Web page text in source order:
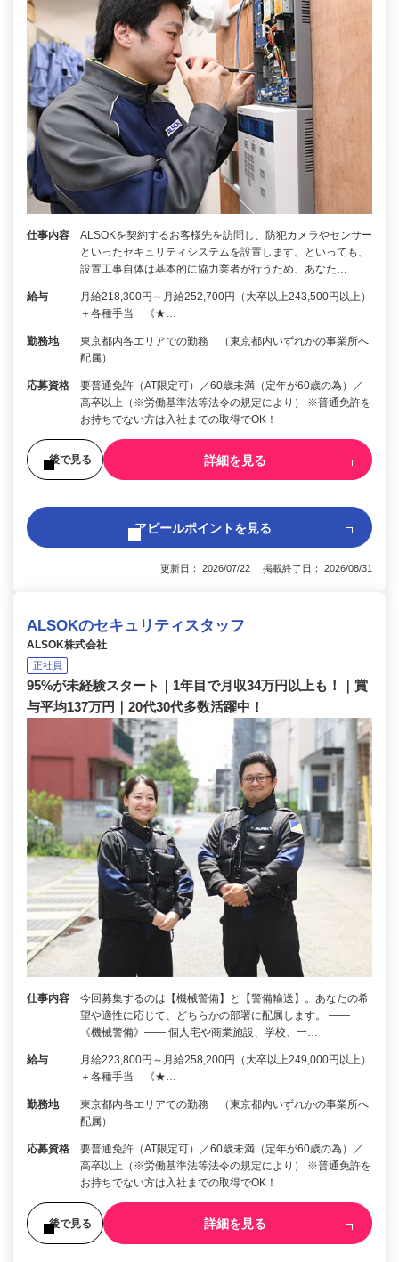
仕事内容
ALSOKを契約するお客様先を訪問し、防犯カメラやセンサー
といったセキュリティシステムを設置します。といっても、
設置工事自体は基本的に協力業者が行うため、あなた…
給与
月給218,300円～月給252,700円（大卒以上243,500円以上）
＋各種手当 《★…
勤務地
東京都内各エリアでの勤務 （東京都内いずれかの事業所へ
配属）
応募資格
要普通免許（AT限定可）／60歳未満（定年が60歳の為）／
高卒以上（※労働基準法等法令の規定により） ※普通免許を
お持ちでない方は入社までの取得でOK！
後で見る 詳細を見る
アピールポイントを見る
更新日： 2026/07/22 掲載終了日： 2026/08/31
ALSOKのセキュリティスタッフ
ALSOK株式会社
正社員
95%が未経験スタート｜1年目で月収34万円以上も！｜賞
与平均137万円｜20代30代多数活躍中！
仕事内容
今回募集するのは【機械警備】と【警備輸送】。あなたの希
望や適性に応じて、どちらかの部署に配属します。 ――
《機械警備》―― 個人宅や商業施設、学校、一…
給与
月給223,800円～月給258,200円（大卒以上249,000円以上）
＋各種手当 《★…
勤務地
東京都内各エリアでの勤務 （東京都内いずれかの事業所へ
配属）
応募資格
要普通免許（AT限定可）／60歳未満（定年が60歳の為）／
高卒以上（※労働基準法等法令の規定により） ※普通免許を
お持ちでない方は入社までの取得でOK！
後で見る 詳細を見る